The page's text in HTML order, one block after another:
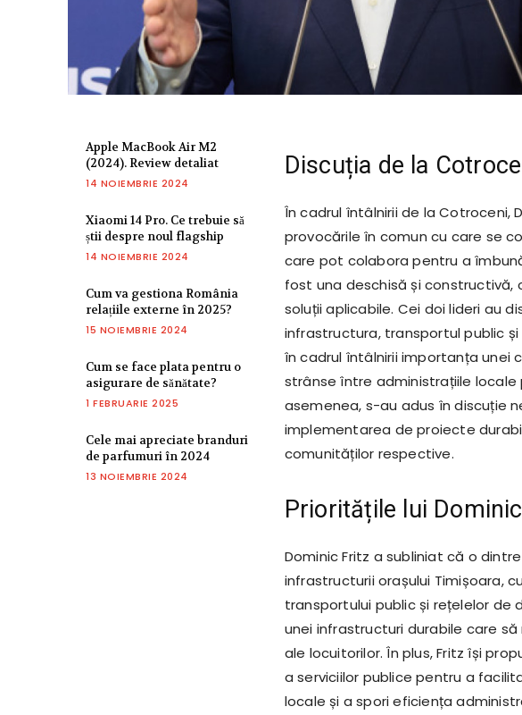
Apple MacBook Air M2
(2024). Review detaliat
14 NOIEMBRIE 2024
Xiaomi 14 Pro. Ce trebuie să
știi despre noul flagship
14 NOIEMBRIE 2024
Cum va gestiona România
relațiile externe în 2025?
15 NOIEMBRIE 2024
Cum se face plata pentru o
asigurare de sănătate?
1 FEBRUARIE 2025
Cele mai apreciate branduri
de parfumuri în 2024
13 NOIEMBRIE 2024
Discuția de la
În cadrul întâlnirii de la Cotroceni,
provocările în comun cu care se
care pot colabora pentru a
fost una deschisă și
soluții aplicabile. Cei doi lideri au
infrastructura, transportul public
în cadrul întâlnirii importanța unei
strânse între administrațiile
asemenea, s-au adus în discuție
implementarea de proiecte
comunităților respective.
Prioritățile lui
Dominic Fritz a subliniat că o
infrastructurii orașului Timișoara,
transportului public și rețelelor de
unei infrastructuri durabile care
ale locuitorilor. În plus, Fritz își
a serviciilor publice pentru a
locale și a spori eficiența